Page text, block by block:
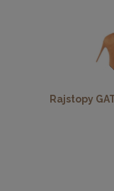
Rajstopy